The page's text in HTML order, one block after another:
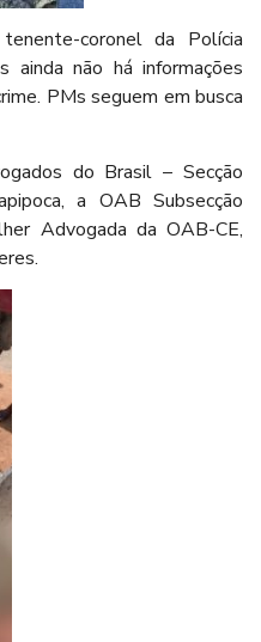
coronel da Polícia
ainda não há informações
PMs seguem em busca
do Brasil – Secção
a OAB Subsecção
Advogada da OAB-CE,